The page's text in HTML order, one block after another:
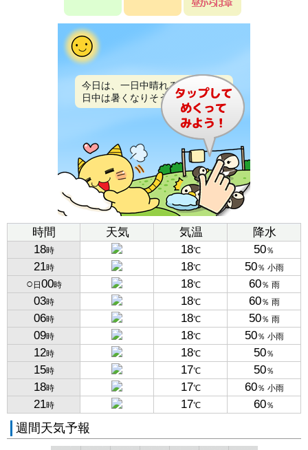
今日は、一日中晴れるでしょう。
日中は暑くなりそうです。
時間 天気 気温
降水
18時 18℃ 50％
21時 18℃ 50％ 小雨
○ 日 00時 18℃ 60％ 雨
03時 18℃ 60％ 雨
06時 18℃ 50％ 雨
09時 18℃ 50％ 小雨
12時 18℃ 50％
15時 17℃ 50％
18時 17℃ 60％ 小雨
21時 17℃ 60％
週間天気予報